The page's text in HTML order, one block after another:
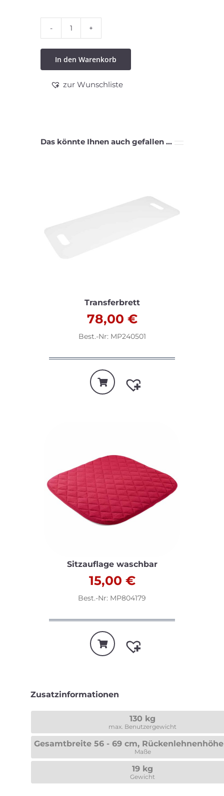
Rollstuhl
„Budget“
In den Warenkorb
zur Wunschliste
Das könnte Ihnen auch gefallen …
Transferbrett
78,00 €
Best.-Nr: MP240501
Sitzauflage waschbar
15,00 €
Best.-Nr: MP804179
Zusatzinformationen
130 kg
max. Benutzergewicht
Gesamtbreite 56 - 69 cm,
Maße
19 kg
Gewicht